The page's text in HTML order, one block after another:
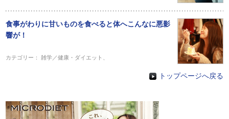
食事がわりに甘いものを食べると体へこんなに悪影
響が！
カテゴリー：雑学／健康・ダイエット
トップページへ戻る